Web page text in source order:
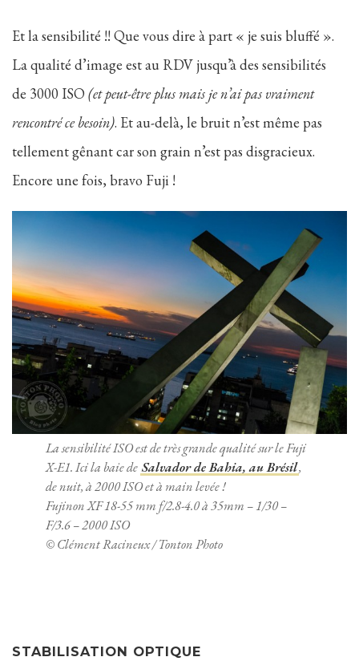
Et la sensibilité !! Que vous dire à part « je suis bluffé ».
La qualité d’image est au RDV jusqu’à des sensibilités
de 3000 ISO(et peut-être plus mais je n’ai pas vraiment
rencontré ce besoin). Et au-delà, le bruit n’est même pas
tellement gênant car son grain n’est pas disgracieux.
Encore une fois, bravo Fuji !
La sensibilité ISO est de très grande qualité sur le Fuji
X-E1. Ici la baie de Salvador de Bahia, au Brésil,
de nuit, à 2000 ISO et à main levée !
Fujinon XF 18-55 mm f/2.8-4.0 à 35mm – 1/30 –
F/3.6 – 2000 ISO
© Clément Racineux / Tonton Photo
STABILISATION OPTIQUE